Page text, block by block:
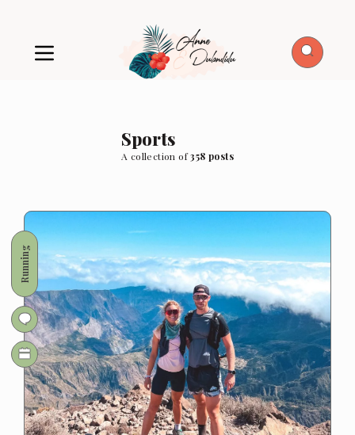
Sports
A collection of358 posts
Running